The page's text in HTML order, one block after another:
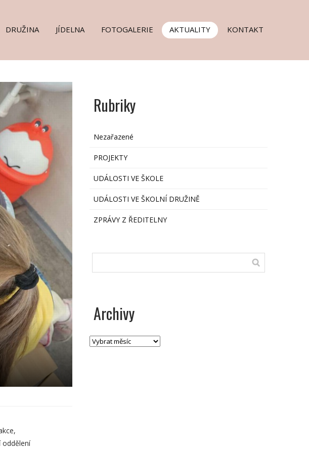
DRUŽINA JÍDELNA FOTOGALERIE AKTUALITY KONTAKT
oddělení
Rubriky
Nezařazené
PROJEKTY
UDÁLOSTI VE ŠKOLE
UDÁLOSTI VE ŠKOLNÍ DRUŽINĚ
ZPRÁVY Z ŘEDITELNY
Archivy